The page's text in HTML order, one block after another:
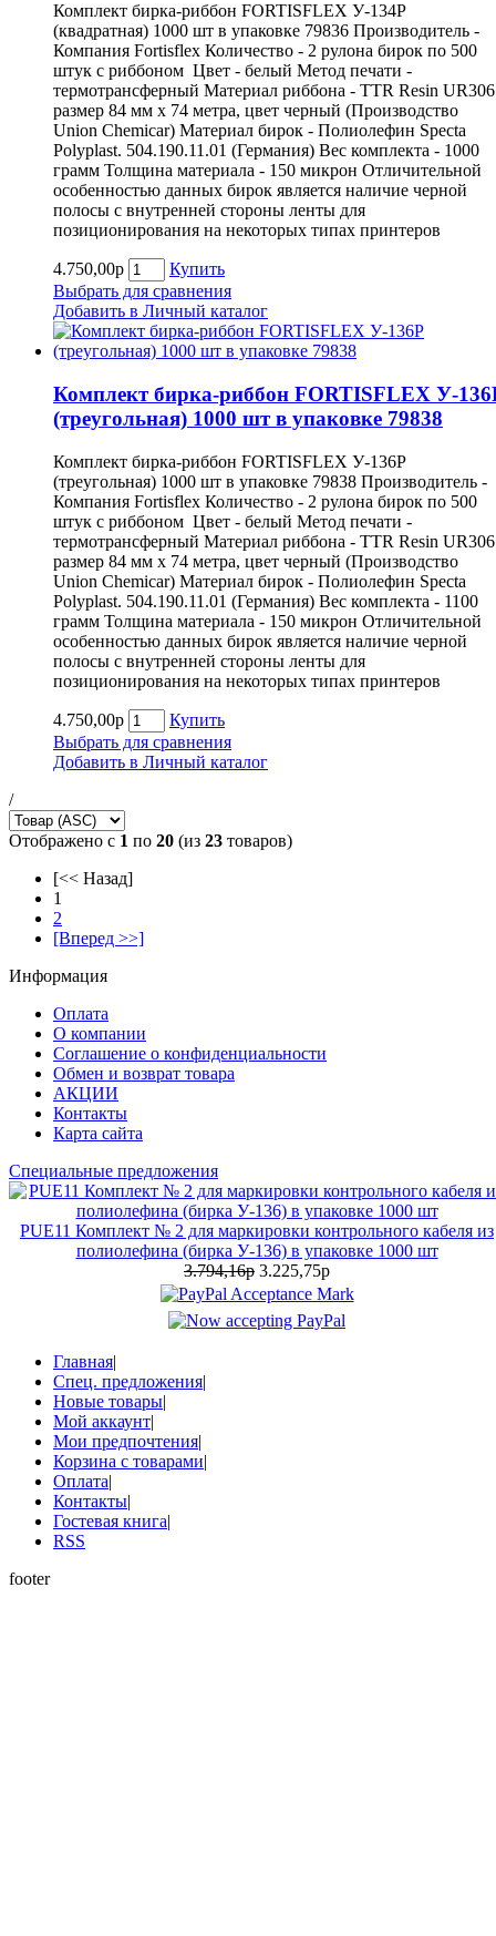
Комплект бирка-риббон FORTISFLEX У-134Р
(квадратная) 1000 шт в упаковке 79836 Производитель -
Компания Fortisflex Количество - 2 рулона бирок по 500
штук с риббоном Цвет - белый Метод печати -
термотрансферный Материал риббона - TTR Resin UR306
размер 84 мм х 74 метра, цвет черный (Производство
Union Chemicar) Материал бирок - Полиолефин Specta
Polyplast. 504.190.11.01 (Германия) Вес комплекта - 1000
грамм Толщина материала - 150 микрон Отличительной
особенностью данных бирок является наличие черной
полосы с внутренней стороны ленты для
позиционирования на некоторых типах принтеров
4.750,00р
Купить
Выбрать для сравнения
Добавить в Личный каталог
Комплект бирка-риббон FORTISFLEX У-
(треугольная) 1000 шт в упаковке 79838
Комплект бирка-риббон FORTISFLEX У-136Р
(треугольная) 1000 шт в упаковке 79838 Производитель -
Компания Fortisflex Количество - 2 рулона бирок по 500
штук с риббоном Цвет - белый Метод печати -
термотрансферный Материал риббона - TTR Resin UR306
размер 84 мм х 74 метра, цвет черный (Производство
Union Chemicar) Материал бирок - Полиолефин Specta
Polyplast. 504.190.11.01 (Германия) Вес комплекта - 1100
грамм Толщина материала - 150 микрон Отличительной
особенностью данных бирок является наличие черной
полосы с внутренней стороны ленты для
позиционирования на некоторых типах принтеров
4.750,00р
Купить
Выбрать для сравнения
Добавить в Личный каталог
/
Отображено с 1 по 20 (из 23 товаров)
[<< Назад]
1
2
[Вперед >>]
Информация
Оплата
О компании
Соглашение о конфиденциальности
Обмен и возврат товара
АКЦИИ
Контакты
Карта сайта
Специальные предложения
PUE11 Комплект № 2 для маркировки контрольного кабеля из
полиолефина (бирка У-136) в упаковке 1000 шт
3.794,16р 3.225,75р
Главная|
Спец. предложения|
Новые товары|
Мой аккаунт|
Мои предпочтения|
Корзина с товарами|
Оплата|
Контакты|
Гостевая книга|
RSS
footer